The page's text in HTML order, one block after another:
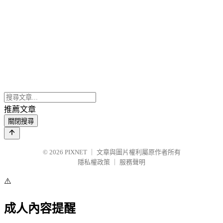
推薦文章
關閉搜尋
© 2026 PIXNET
文章與圖片權利屬原作者所有
隱私權政策
服務聲明
⚠️
成人內容提醒